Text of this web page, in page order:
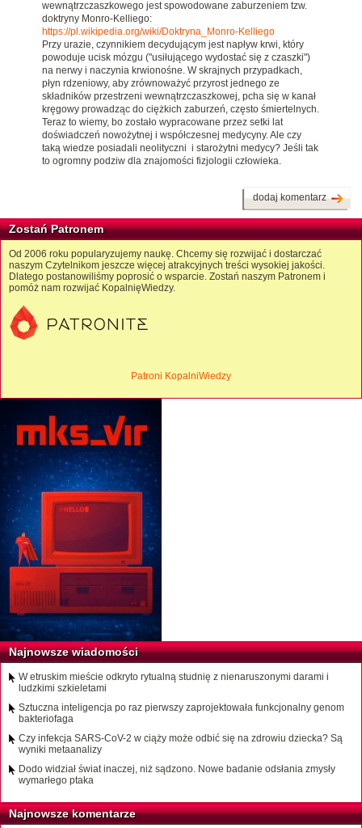
wewnątrzczaszkowego jest spowodowane zaburzeniem tzw.
doktryny Monro-Kelliego:
https://pl.wikipedia.org/wiki/Doktryna_Monro-Kelliego
Przy urazie, czynnikiem decydującym jest napływ krwi, który
powoduje ucisk mózgu ("usiłującego wydostać się z czaszki")
na nerwy i naczynia krwionośne. W skrajnych przypadkach,
płyn rdzeniowy, aby zrównoważyć przyrost jednego ze
składników przestrzeni wewnątrzczaszkowej, pcha się w kanał
kręgowy prowadząc do ciężkich zaburzeń, często śmiertelnych.
Teraz to wiemy, bo zostało wypracowane przez setki lat
doświadczeń nowożytnej i współczesnej medycyny. Ale czy
taką wiedze posiadali neolityczni i starożytni medycy? Jeśli tak
to ogromny podziw dla znajomości fizjologii człowieka.
dodaj komentarz
Zostań Patronem
Od 2006 roku popularyzujemy naukę. Chcemy się rozwijać i dostarczać
naszym Czytelnikom jeszcze więcej atrakcyjnych treści wysokiej jakości.
Dlatego postanowiliśmy poprosić o wsparcie. Zostań naszym Patronem i
pomóż nam rozwijać KopalnięWiedzy.
Patroni KopalniWiedzy
Najnowsze wiadomości
W etruskim mieście odkryto rytualną studnię z nienaruszonymi darami i
ludzkimi szkieletami
Sztuczna inteligencja po raz pierwszy zaprojektowała funkcjonalny genom
bakteriofaga
Czy infekcja SARS-CoV-2 w ciąży może odbić się na zdrowiu dziecka? Są
wyniki metaanalizy
Dodo widział świat inaczej, niż sądzono. Nowe badanie odsłania zmysły
wymarłego ptaka
Najnowsze komentarze